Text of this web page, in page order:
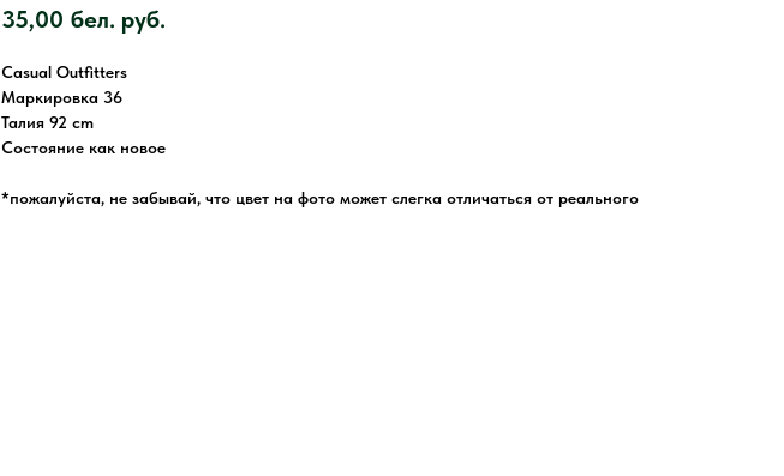
35,00 бел. руб.
Casual Outfitters
Маркировка 36
Талия 92 cm
Состояние как новое
*пожалуйста, не забывай, что цвет на фото может слегка отличаться от реального